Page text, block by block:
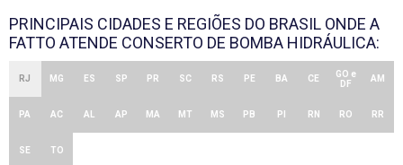
PRINCIPAIS CIDADES E REGIÕES DO BRASIL ONDE A
FATTO ATENDE CONSERTO DE BOMBA HIDRÁULICA:
RJ MG ES SP PR SC RS PE BA CE
GO e
DF
AM
PA AC AL AP MA MT MS PB PI RN RO RR
SE TO